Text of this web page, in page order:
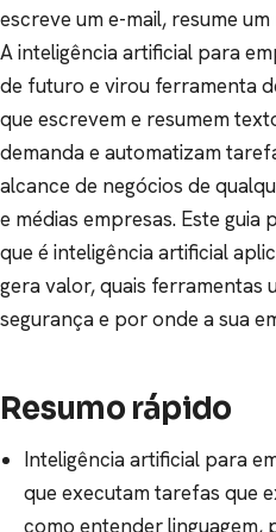
escreve um e-mail, resume
A inteligência artificial para
de futuro e virou ferramenta
que escrevem e resumem
demanda e automatizam
alcance de negócios de
e médias empresas. Este guia
que é inteligência artificial
gera valor, quais ferramentas
segurança e por onde a sua
Resumo rápido
Inteligência artificial para
que executam tarefas que
como entender linguagem,